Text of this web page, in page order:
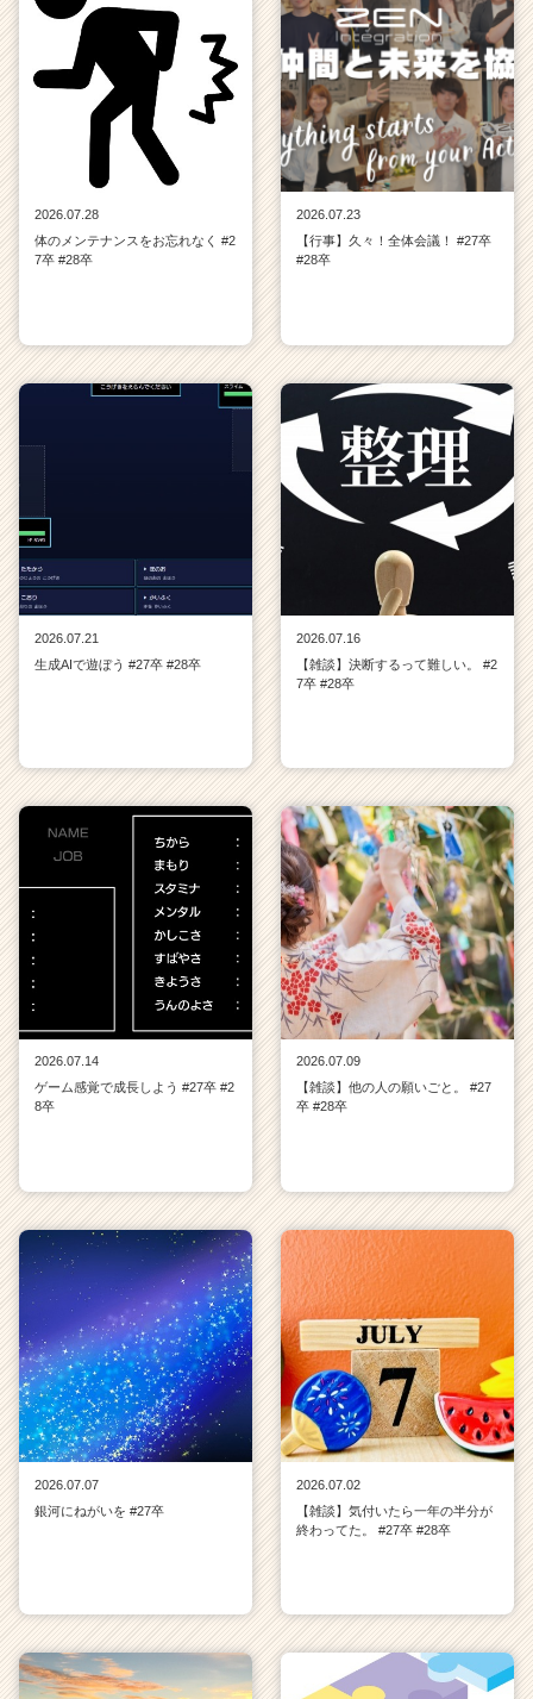
2026.07.28
体のメンテナンスをお忘れなく #2
7卒 #28卒
2026.07.23
【行事】久々！全体会議！ #27卒
#28卒
2026.07.21
生成AIで遊ぼう #27卒 #28卒
2026.07.16
【雑談】決断するって難しい。 #2
7卒 #28卒
2026.07.14
ゲーム感覚で成長しよう #27卒 #2
8卒
2026.07.09
【雑談】他の人の願いごと。 #27
卒 #28卒
2026.07.07
銀河にねがいを #27卒
2026.07.02
【雑談】気付いたら一年の半分が
終わってた。 #27卒 #28卒